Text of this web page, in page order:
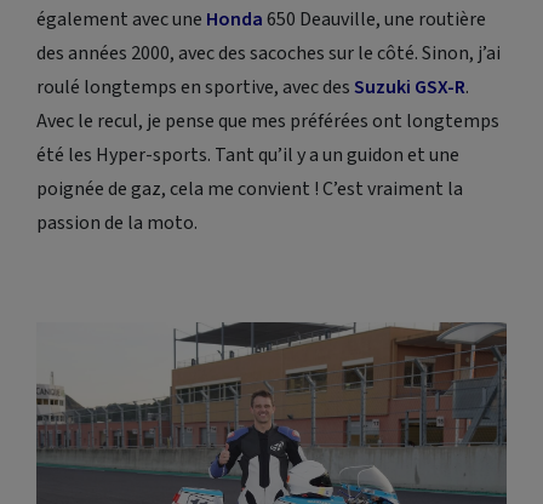
également avec une Honda650 Deauville, une routière
des années 2000, avec des sacoches sur le côté. Sinon, j’ai
roulé longtemps en sportive, avec desSuzuki GSX-R.
Avec le recul, je pense que mes préférées ont longtemps
été les Hyper-sports. Tant qu’il y a un guidon et une
poignée de gaz, cela me convient ! C’est vraiment la
passion de la moto.